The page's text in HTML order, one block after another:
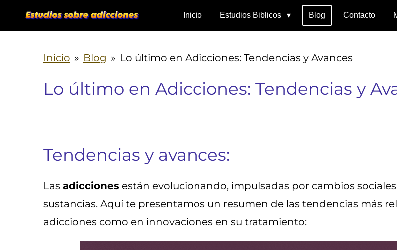
al
Inicio Estudios Biblicos Blog Contacto
Inicio » Blog » Lo último en Adicciones: Tendencias y Avances
Lo último en Adicciones: Tendencias y
Tendencias y avances:
Las adicciones están evolucionando, impulsadas por cambios
sustancias. Aquí te presentamos un resumen de las tendencias más
adicciones como en innovaciones en su tratamiento: